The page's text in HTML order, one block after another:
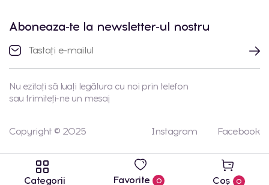
Categorii Favorite 0 Coș 0
Aboneaza-te la newsletter-ul nostru
Nu ezitați să luați legătura cu noi prin telefon
sau trimiteți-ne un mesaj
Copyright © 2025 Instagram Facebook